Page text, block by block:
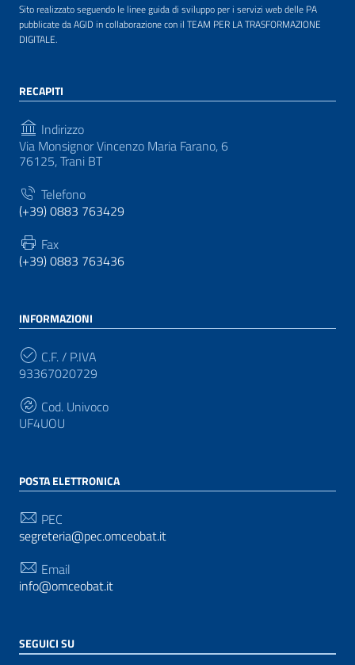
Sito realizzato seguendo le linee guida di sviluppo per i servizi web delle PA
pubblicate da AGID in collaborazione con il TEAM PER LA TRASFORMAZIONE
DIGITALE.
RECAPITI
Indirizzo
Via Monsignor Vincenzo Maria Farano, 6
76125, Trani BT
Telefono
(+39) 0883 763429
Fax
(+39) 0883 763436
INFORMAZIONI
C.F. / P.IVA
93367020729
Cod. Univoco
UF4UOU
POSTA ELETTRONICA
PEC
segreteria@pec.omceobat.it
Email
info@omceobat.it
SEGUICI SU